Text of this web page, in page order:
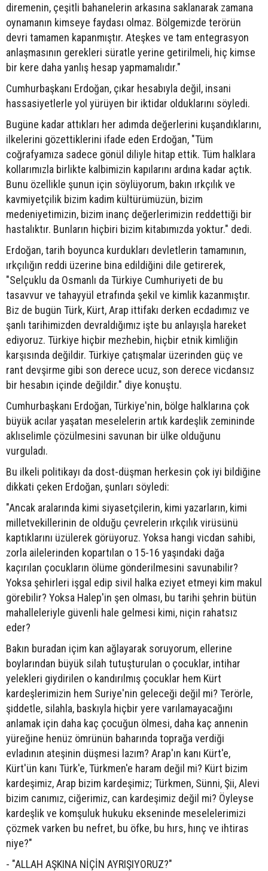
diremenin, çeşitli bahanelerin arkasına saklanarak zamana
oynamanın kimseye faydası olmaz. Bölgemizde terörün
devri tamamen kapanmıştır. Ateşkes ve tam entegrasyon
anlaşmasının gerekleri süratle yerine getirilmeli, hiç kimse
bir kere daha yanlış hesap yapmamalıdır."
Cumhurbaşkanı Erdoğan, çıkar hesabıyla değil, insani
hassasiyetlerle yol yürüyen bir iktidar olduklarını söyledi.
Bugüne kadar attıkları her adımda değerlerini kuşandıklarını,
ilkelerini gözettiklerini ifade eden Erdoğan, "Tüm
coğrafyamıza sadece gönül diliyle hitap ettik. Tüm halklara
kollarımızla birlikte kalbimizin kapılarını ardına kadar açtık.
Bunu özellikle şunun için söylüyorum, bakın ırkçılık ve
kavmiyetçilik bizim kadim kültürümüzün, bizim
medeniyetimizin, bizim inanç değerlerimizin reddettiği bir
hastalıktır. Bunların hiçbiri bizim kitabımızda yoktur." dedi.
Erdoğan, tarih boyunca kurdukları devletlerin tamamının,
ırkçılığın reddi üzerine bina edildiğini dile getirerek,
"Selçuklu da Osmanlı da Türkiye Cumhuriyeti de bu
tasavvur ve tahayyül etrafında şekil ve kimlik kazanmıştır.
Biz de bugün Türk, Kürt, Arap ittifakı derken ecdadımız ve
şanlı tarihimizden devraldığımız işte bu anlayışla hareket
ediyoruz. Türkiye hiçbir mezhebin, hiçbir etnik kimliğin
karşısında değildir. Türkiye çatışmalar üzerinden güç ve
rant devşirme gibi son derece ucuz, son derece vicdansız
bir hesabın içinde değildir." diye konuştu.
Cumhurbaşkanı Erdoğan, Türkiye'nin, bölge halklarına çok
büyük acılar yaşatan meselelerin artık kardeşlik zemininde
aklıselimle çözülmesini savunan bir ülke olduğunu
vurguladı.
Bu ilkeli politikayı da dost-düşman herkesin çok iyi bildiğine
dikkati çeken Erdoğan, şunları söyledi:
"Ancak aralarında kimi siyasetçilerin, kimi yazarların, kimi
milletvekillerinin de olduğu çevrelerin ırkçılık virüsünü
kaptıklarını üzülerek görüyoruz. Yoksa hangi vicdan sahibi,
zorla ailelerinden kopartılan o 15-16 yaşındaki dağa
kaçırılan çocukların ölüme gönderilmesini savunabilir?
Yoksa şehirleri işgal edip sivil halka eziyet etmeyi kim makul
görebilir? Yoksa Halep'in şen olması, bu tarihi şehrin bütün
mahalleleriyle güvenli hale gelmesi kimi, niçin rahatsız
eder?
Bakın buradan içim kan ağlayarak soruyorum, ellerine
boylarından büyük silah tutuşturulan o çocuklar, intihar
yelekleri giydirilen o kandırılmış çocuklar hem Kürt
kardeşlerimizin hem Suriye'nin geleceği değil mi? Terörle,
şiddetle, silahla, baskıyla hiçbir yere varılamayacağını
anlamak için daha kaç çocuğun ölmesi, daha kaç annenin
yüreğine henüz ömrünün baharında toprağa verdiği
evladının ateşinin düşmesi lazım? Arap'ın kanı Kürt'e,
Kürt'ün kanı Türk'e, Türkmen'e haram değil mi? Kürt bizim
kardeşimiz, Arap bizim kardeşimiz; Türkmen, Sünni, Şii, Alevi
bizim canımız, ciğerimiz, can kardeşimiz değil mi? Öyleyse
kardeşlik ve komşuluk hukuku ekseninde meselelerimizi
çözmek varken bu nefret, bu öfke, bu hırs, hınç ve ihtiras
niye?"
- "ALLAH AŞKINA NİÇİN AYRIŞIYORUZ?"